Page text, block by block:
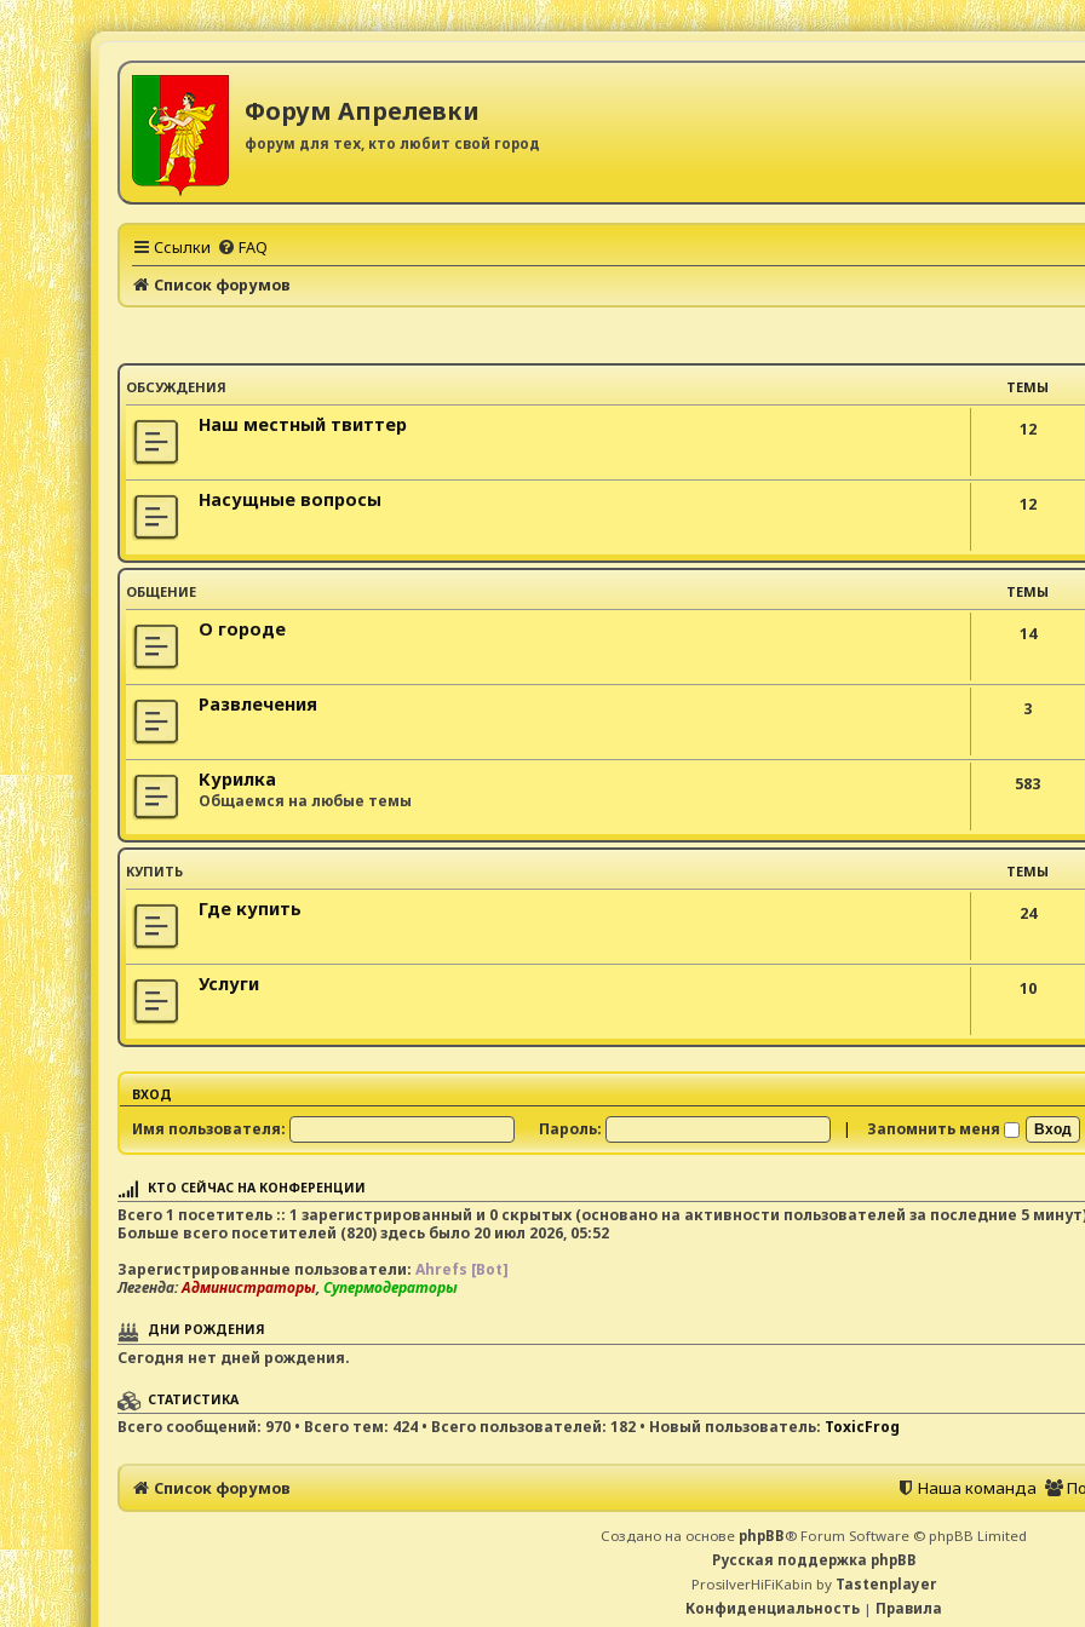
Форум Апрелевки
форум для тех, кто любит свой город
Ссылки FAQ
Список форумов
ОБСУЖДЕНИЯ ТЕМЫ
Наш местный твиттер 12
Насущные вопросы 12
ОБЩЕНИЕ ТЕМЫ
О городе 14
Развлечения 3
Курилка
Общаемся на любые темы
583
КУПИТЬ ТЕМЫ
Где купить 24
Услуги 10
ВХОД
Имя пользователя: Пароль: | Запомнить меня
КТО СЕЙЧАС НА КОНФЕРЕНЦИИ
Всего1 посетитель :: 1 зарегистрированный и 0 скрытых (основано на активности пользователей за последние 5
Больше всего посетителей (820) здесь было 20 июл 2026, 05:52
Зарегистрированные пользователи: Ahrefs [Bot]
Легенда:Администраторы,Супермодераторы
ДНИ РОЖДЕНИЯ
Сегодня нет дней рождения.
СТАТИСТИКА
Всего сообщений: 970• Всего тем: 424• Всего пользователей: 182• Новый пользователь: ToxicFrog
Список форумов Наша команда
Создано на основе phpBB® Forum Software © phpBB Limited
Русская поддержка phpBB
ProsilverHiFiKabin by Tastenplayer
Конфиденциальность | Правила